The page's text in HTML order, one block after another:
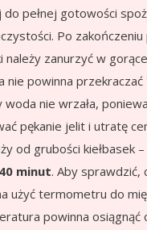
pełnej gotowości
Po zakończeniu
należy zanurzyć w
powinna przekraczać
nie wrzała,
pękanie jelit i utratę
od grubości kiełbasek
minut. Aby sprawdzić,
użyć termometru do
powinna osiągnąć